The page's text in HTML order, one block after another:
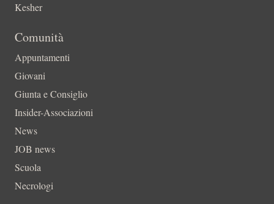
Kesher
Comunità
Appuntamenti
Giovani
Giunta e Consiglio
Insider-Associazioni
News
JOB news
Scuola
Necrologi